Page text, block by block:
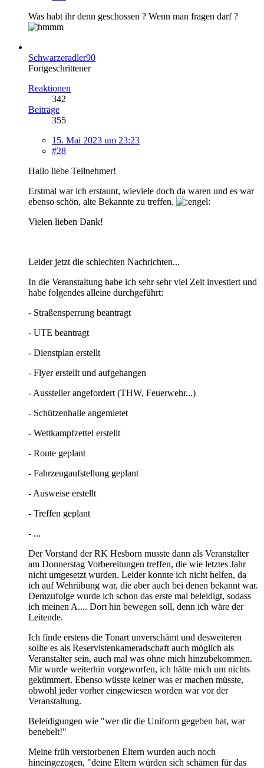
Was habt ihr denn geschossen ? Wenn man fragen darf ?
Schwarzeradler90
Fortgeschrittener
Reaktionen
342
Beiträge
355
15. Mai 2023 um 23:23
#28
Hallo liebe Teilnehmer!
Erstmal war ich erstaunt, wieviele doch da waren und es war
ebenso schön, alte Bekannte zu treffen.
Vielen lieben Dank!
Leider jetzt die schlechten Nachrichten...
In die Veranstaltung habe ich sehr sehr viel Zeit investiert und
habe folgendes alleine durchgeführt:
- Straßensperrung beantragt
- UTE beantragt
- Dienstplan erstellt
- Flyer erstellt und aufgehangen
- Aussteller angefordert (THW, Feuerwehr...)
- Schützenhalle angemietet
- Wettkampfzettel erstellt
- Route geplant
- Fahrzeugaufstellung geplant
- Ausweise erstellt
- Treffen geplant
- ...
Der Vorstand der RK Hesborn musste dann als Veranstalter
am Donnerstag Vorbereitungen treffen, die wie letztes Jahr
nicht umgesetzt wurden. Leider konnte ich nicht helfen, da
ich auf Wehrübung war, die aber auch bei denen bekannt war.
Demzufolge wurde ich schon das erste mal beleidigt, sodass
ich meinen A.... Dort hin bewegen soll, denn ich wäre der
Leitende.
Ich finde erstens die Tonart unverschämt und desweiteren
sollte es als Reservistenkameradschaft auch möglich als
Veranstalter sein, auch mal was ohne mich hinzubekommen.
Mir wurde weiterhin vorgeworfen, ich hätte mich um nichts
gekümmert. Ebenso wüsste keiner was er machen müsste,
obwohl jeder vorher eingewiesen worden war vor der
Veranstaltung.
Beleidigungen wie "wer dir die Uniform gegeben hat, war
benebelt!"
Meine früh verstorbenen Eltern wurden auch noch
hineingezogen, "deine Eltern würden sich schämen für das